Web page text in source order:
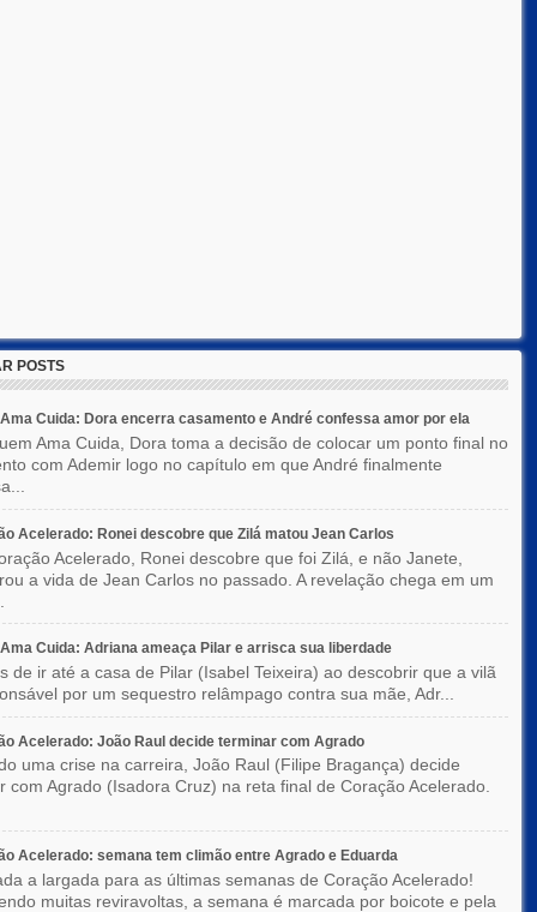
POSTS
Cuida: Dora encerra casamento e André confessa amor por ela
Ama Cuida, Dora toma a decisão de colocar um ponto final no
com Ademir logo no capítulo em que André finalmente
Acelerado: Ronei descobre que Zilá matou Jean Carlos
Acelerado, Ronei descobre que foi Zilá, e não Janete,
a vida de Jean Carlos no passado. A revelação chega em um
Cuida: Adriana ameaça Pilar e arrisca sua liberdade
de ir até a casa de Pilar (Isabel Teixeira) ao descobrir que a vilã
por um sequestro relâmpago contra sua mãe, Adr...
Acelerado: João Raul decide terminar com Agrado
uma crise na carreira, João Raul (Filipe Bragança) decide
com Agrado (Isadora Cruz) na reta final de Coração Acelerado.
Acelerado: semana tem climão entre Agrado e Eduarda
a largada para as últimas semanas de Coração Acelerado!
muitas reviravoltas, a semana é marcada por boicote e pela